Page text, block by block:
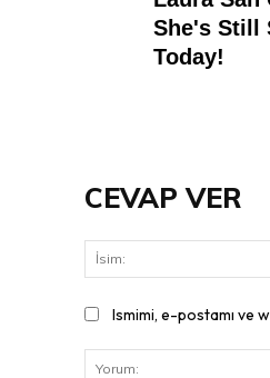
CEVAP VER
Ismimi, e-postamı ve